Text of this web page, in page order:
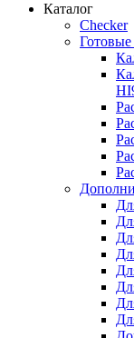
Каталог
Checker